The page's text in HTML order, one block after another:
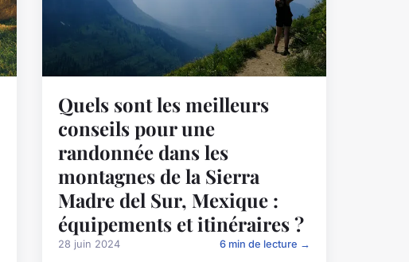
Quels sont les meilleurs
conseils pour une
randonnée dans les
montagnes de la Sierra
Madre del Sur, Mexique :
équipements et itinéraires ?
28 juin 2024 6 min de lecture →